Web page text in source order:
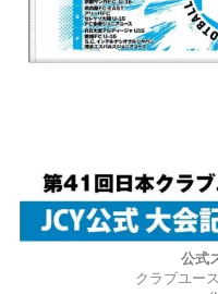
公式
クラブユー